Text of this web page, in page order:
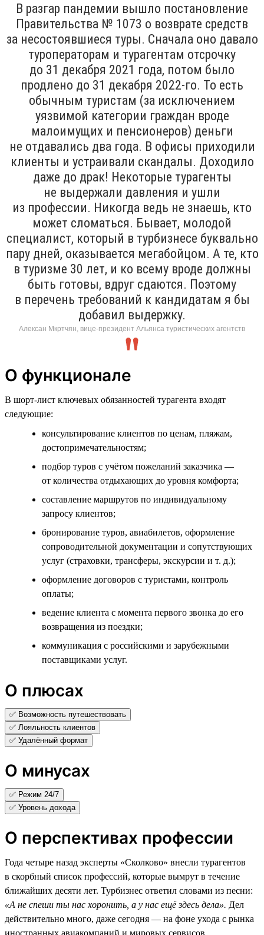
В разгар пандемии вышло постановление
Правительства № 1073 о возврате средств
за несостоявшиеся туры. Сначала оно давало
туроператорам и турагентам отсрочку
до 31 декабря 2021 года, потом было
продлено до 31 декабря 2022-го. То есть
обычным туристам (за исключением
уязвимой категории граждан вроде
малоимущих и пенсионеров) деньги
не отдавались два года. В офисы приходили
клиенты и устраивали скандалы. Доходило
даже до драк! Некоторые турагенты
не выдержали давления и ушли
из профессии. Никогда ведь не знаешь, кто
может сломаться. Бывает, молодой
специалист, который в турбизнесе буквально
пару дней, оказывается мегабойцом. А те, кто
в туризме 30 лет, и ко всему вроде должны
быть готовы, вдруг сдаются. Поэтому
в перечень требований к кандидатам я бы
добавил выдержку.
Алексан Мкртчян, вице-президент Альянса туристических агентств
О функционале
В шорт-лист ключевых обязанностей турагента входят
следующие:
консультирование клиентов по ценам, пляжам,
достопримечательностям;
подбор туров с учётом пожеланий заказчика —
от количества отдыхающих до уровня комфорта;
составление маршрутов по индивидуальному
запросу клиентов;
бронирование туров, авиабилетов, оформление
сопроводительной документации и сопутствующих
услуг (страховки, трансферы, экскурсии и т. д.);
оформление договоров с туристами, контроль
оплаты;
ведение клиента с момента первого звонка до его
возвращения из поездки;
коммуникация с российскими и зарубежными
поставщиками услуг.
О плюсах
✅ Возможность путешествовать
✅ Лояльность клиентов
✅ Удалённый формат
О минусах
✅ Режим 24/7
✅ Уровень дохода
О перспективах профессии
Года четыре назад эксперты «Сколково» внесли турагентов
в скорбный список профессий, которые вымрут в течение
ближайших десяти лет. Турбизнес ответил словами из песни:
«А не спеши ты нас хоронить, а у нас ещё здесь дела». Дел
действительно много, даже сегодня — на фоне ухода с рынка
иностранных авиакомпаний и мировых сервисов